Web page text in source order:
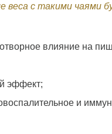
веса с такими чаями
влияние на
эффект;
и